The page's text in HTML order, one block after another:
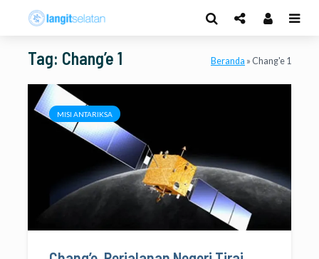
Tag: Chang’e 1 Beranda » Chang'e 1
MISI ANTARIKSA